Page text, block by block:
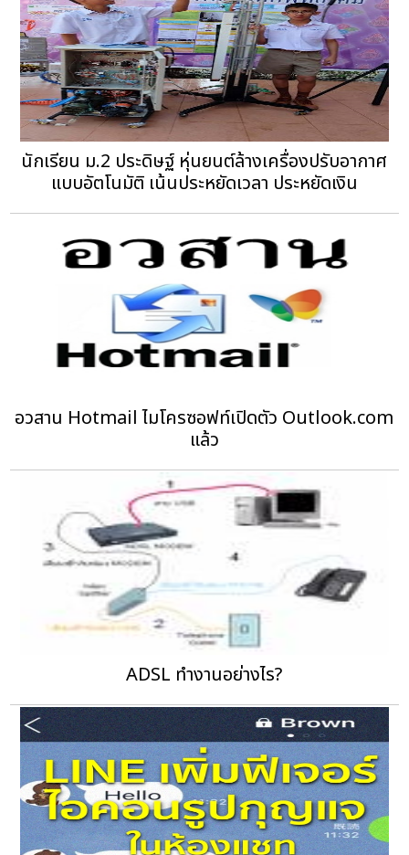
นักเรียน ม.2 ประดิษฐ์ หุ่นยนต์ล้างเครื่องปรับอากาศ
แบบอัตโนมัติ เน้นประหยัดเวลา ประหยัดเงิน
อวสาน Hotmail ไมโครซอฟท์เปิดตัว Outlook.com
แล้ว
ADSL ทำงานอย่างไร?